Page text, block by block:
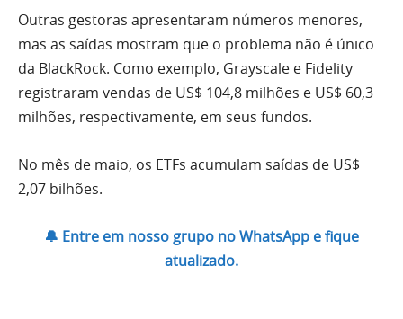
Outras gestoras apresentaram números menores,
mas as saídas mostram que o problema não é único
da BlackRock. Como exemplo, Grayscale e Fidelity
registraram vendas de US$ 104,8 milhões e US$ 60,3
milhões, respectivamente, em seus fundos.
No mês de maio, os ETFs acumulam saídas de US$
2,07 bilhões.
🔔 Entre em nosso grupo no WhatsApp e fique
atualizado.